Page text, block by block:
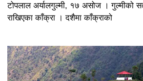
टोपलाल अर्यालगुल्मी, १७ असोज । गुल्मीको
राखिएका काँक्रा । दशैमा काँक्राको